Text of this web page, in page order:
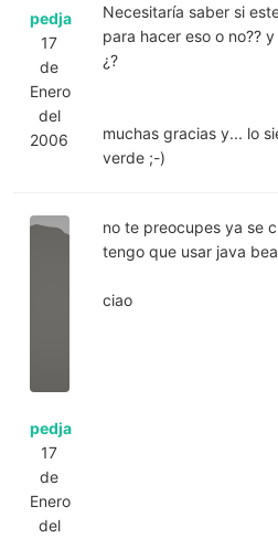
pedja
17
de
Enero
del
2006
Necesitaría saber si
para hacer eso o no??
¿?
muchas gracias y... lo
verde ;-)
pedja
17
de
Enero
del
no te preocupes ya se
tengo que usar java
ciao